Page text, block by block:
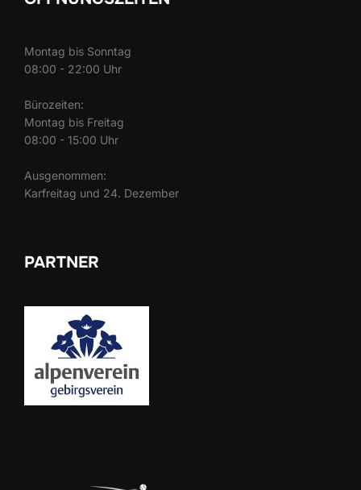
Montag bis Sonntag
08:00 - 22:00 Uhr
Bürozeiten:
Montag bis Freitag
08:00 - 15:00 Uhr
Ausgenommen:
Karfreitag und 24. Dezember
PARTNER